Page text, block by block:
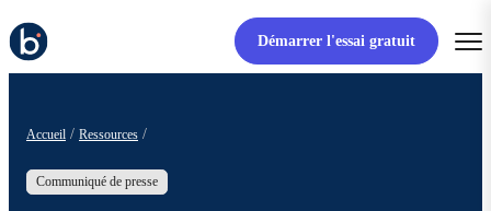
Démarrer l'essai gratuit
Accueil Ressources
Communiqué de presse